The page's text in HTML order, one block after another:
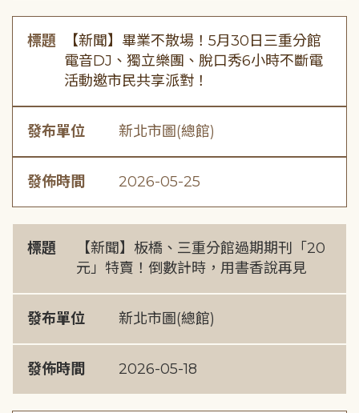
標題
【新聞】畢業不散場！5月30日三重分館
電音DJ、獨立樂團、脫口秀6小時不斷電
活動邀市民共享派對！
發布單位 新北市圖(總館)
發佈時間 2026-05-25
標題
【新聞】板橋、三重分館過期期刊「20
元」特賣！倒數計時，用書香說再見
發布單位 新北市圖(總館)
發佈時間 2026-05-18